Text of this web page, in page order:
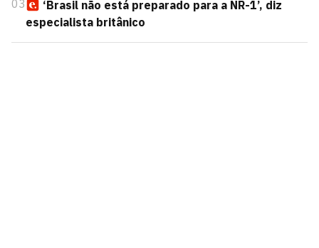
03
‘Brasil não está preparado para a NR-1’, diz
especialista britânico